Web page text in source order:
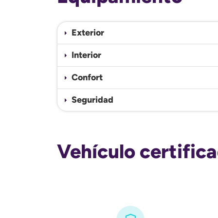
Exterior
Interior
Confort
Seguridad
Vehículo